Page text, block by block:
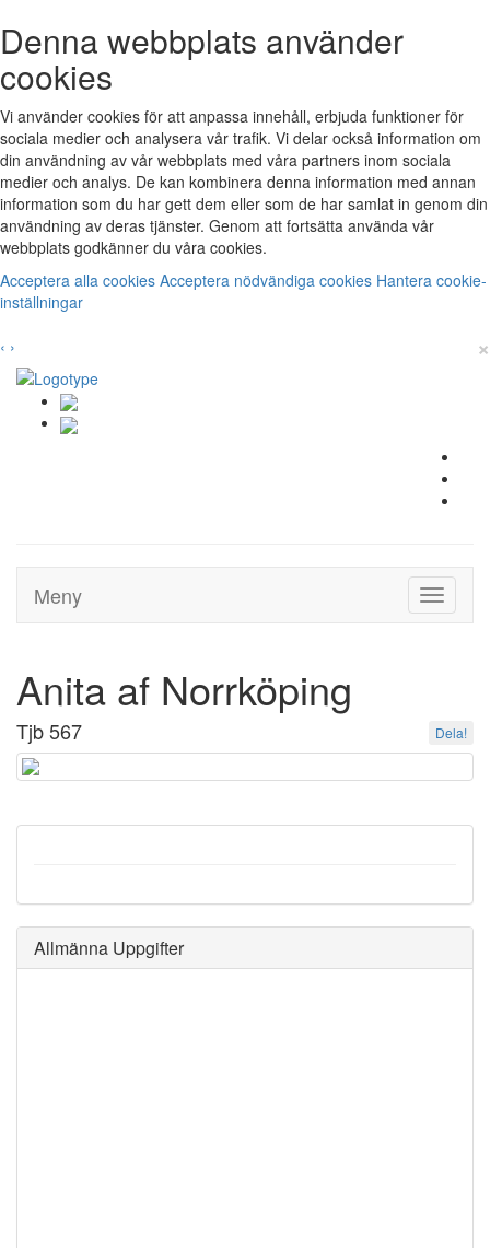
Denna webbplats använder
cookies
Vi använder cookies för att anpassa innehåll, erbjuda funktioner för
sociala medier och analysera vår trafik. Vi delar också information om
din användning av vår webbplats med våra partners inom sociala
medier och analys. De kan kombinera denna information med annan
information som du har gett dem eller som de har samlat in genom din
användning av deras tjänster. Genom att fortsätta använda vår
webbplats godkänner du våra cookies.
Acceptera alla cookies Acceptera nödvändiga cookies Hantera cookie-
inställningar
‹ › ×
Toggle
Meny
Anita af Norrköping
Tjb 567 Dela!
Allmänna Uppgifter